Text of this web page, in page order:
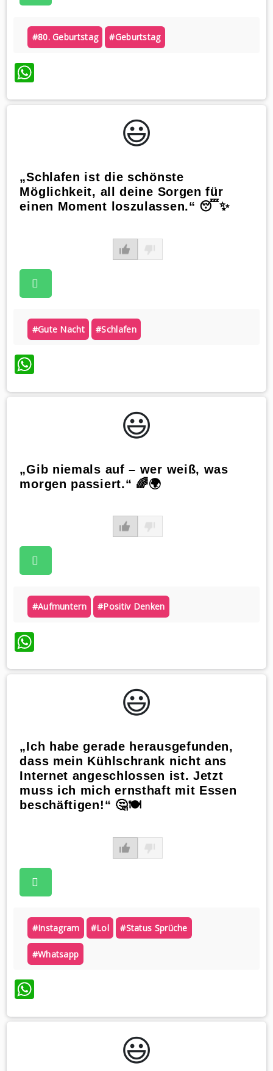
#80. Geburtstag #geburtstag
WhatsApp
😃️
„Schlafen ist die schönste
Möglichkeit, all deine Sorgen für
einen Moment loszulassen.“ 😴✨
#gute Nacht #schlafen
WhatsApp
😃️
„Gib niemals auf – wer weiß, was
morgen passiert.“ 🌈🌍
#aufmuntern #positiv Denken
WhatsApp
😃️
„Ich habe gerade herausgefunden,
dass mein Kühlschrank nicht ans
Internet angeschlossen ist. Jetzt
muss ich mich ernsthaft mit Essen
beschäftigen!“ 🤔🍽️
#instagram #lol #status Sprüche
#whatsapp
WhatsApp
😃️